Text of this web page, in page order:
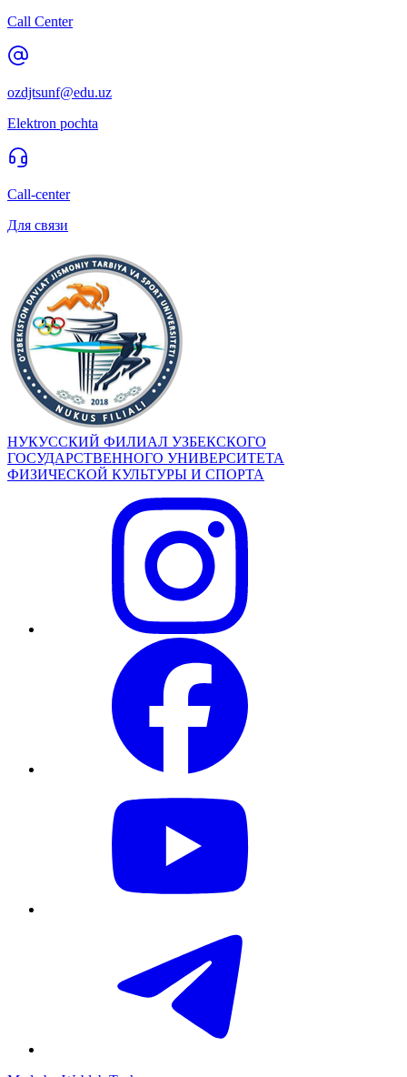
Call Center
ozdjtsunf@edu.uz
Elektron pochta
Call-center
Для связи
НУКУССКИЙ ФИЛИАЛ УЗБЕКСКОГО
ГОСУДАРСТВЕННОГО УНИВЕРСИТЕТА
ФИЗИЧЕСКОЙ КУЛЬТУРЫ И СПОРТА